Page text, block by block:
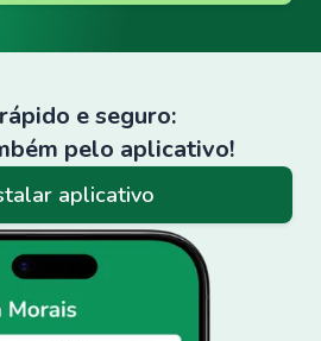
e seguro:
pelo aplicativo!
aplicativo